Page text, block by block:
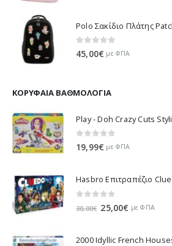
0out of 5
45,00€ με ΦΠΑ
ΚΟΡΥΦΑΊΑ ΒΑΘΜΟΛΟΓΊΑ
Play - Doh Crazy Cuts
0 out of 5
19,99€ με ΦΠΑ
out of 5
30,00€ Original
25,00€ Ημε ΦΠΑ